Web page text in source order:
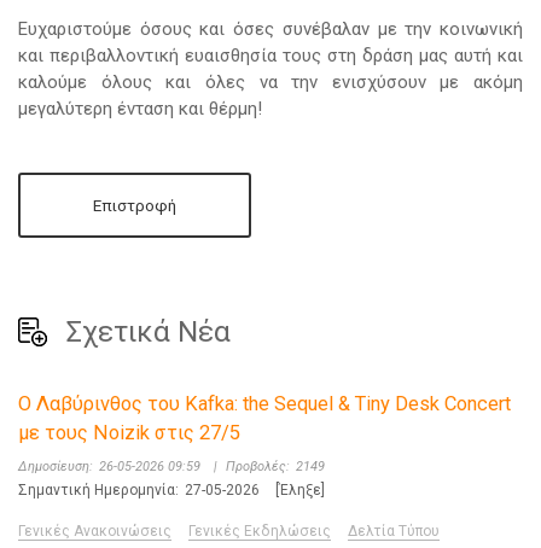
Ευχαριστούμε όσους και όσες συνέβαλαν με την κοινωνική
και περιβαλλοντική ευαισθησία τους στη δράση μας αυτή και
καλούμε όλους και όλες να την ενισχύσουν με ακόμη
μεγαλύτερη ένταση και θέρμη!
Επιστροφή
Σχετικά Νέα
Ο Λαβύρινθος του Kafka: the Sequel & Tiny Desk Concert
με τους Noizik στις 27/5
Δημοσίευση: 26-05-2026 09:59 | Προβολές: 2149
Σημαντική Ημερομηνία: 27-05-2026 [Έληξε]
Γενικές Ανακοινώσεις Γενικές Εκδηλώσεις
Δελτία Τύπου